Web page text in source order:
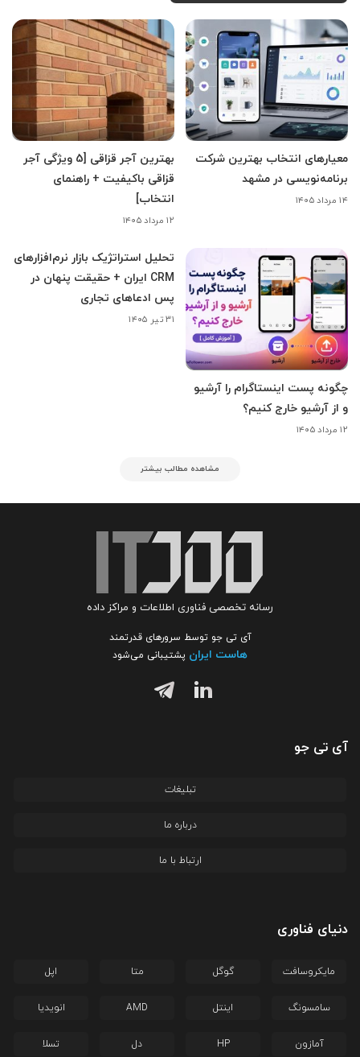
معیارهای انتخاب بهترین شرکت
برنامه‌نویسی در مشهد
۱۴ مرداد ۱۴۰۵
بهترین آجر قزاقی [5 ویژگی آجر
قزاقی باکیفیت + راهنمای
انتخاب]
۱۲ مرداد ۱۴۰۵
چگونه پست اینستاگرام را آرشیو
و از آرشیو خارج کنیم؟
۱۲ مرداد ۱۴۰۵
تحلیل استراتژیک بازار نرم‌افزارهای
CRM ایران + حقیقت پنهان در
پس ادعاهای تجاری
۳۱ تیر ۱۴۰۵
مشاهده مطالب بیشتر
رسانه تخصصی فناوری اطلاعات و مراکز داده
آی تی جو توسط سرورهای قدرتمند
هاست ایران پشتیبانی می‌شود
آی تی جو
تبلیغات
درباره ما
ارتباط با ما
دنیای فناوری
مایکروسافت گوگل متا اپل
سامسونگ اینتل AMD انویدیا
آمازون HP دل تسلا